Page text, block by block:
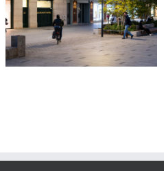
Hôtel National des Invalides